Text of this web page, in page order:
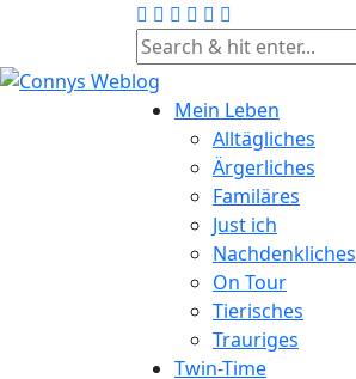
content
Mein Leben
Alltägliches
Ärgerliches
Familäres
Just ich
Nachdenkliches
On Tour
Tierisches
Trauriges
Twin-Time